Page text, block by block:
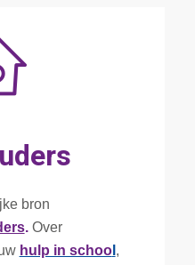
bron
. Over
hulp in school ,